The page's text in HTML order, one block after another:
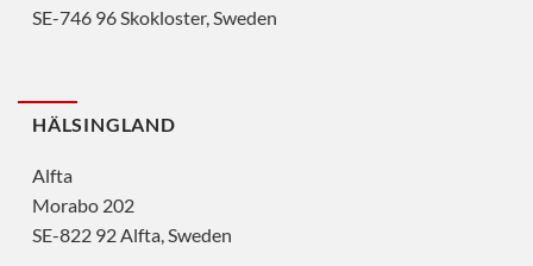
SE-746 96 Skokloster, Sweden
HÄLSINGLAND
Alfta
Morabo 202
SE-822 92 Alfta, Sweden